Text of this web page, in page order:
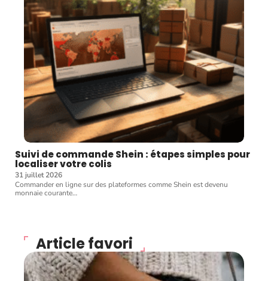
Suivi de commande Shein : étapes simples pour
localiser votre colis
31 juillet 2026
Commander en ligne sur des plateformes comme Shein est devenu
monnaie courante…
Article favori